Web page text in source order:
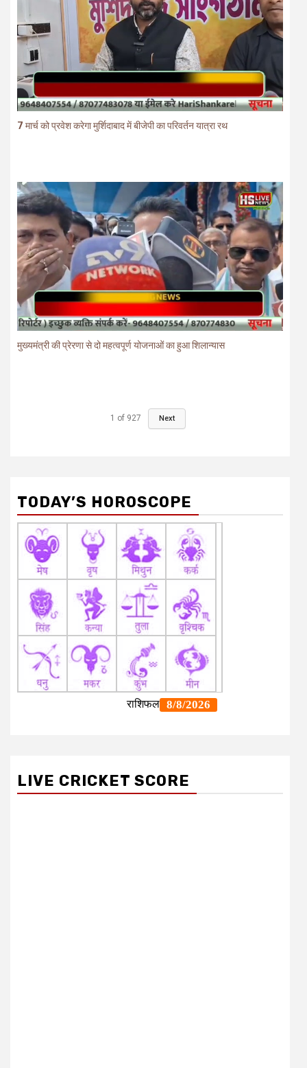
7 मार्च को प्रवेश करेगा मुर्शिदाबाद में बीजेपी का परिवर्तन यात्रा रथ
मुख्यमंत्री की प्रेरणा से दो महत्वपूर्ण योजनाओं का हुआ शिलान्यास
1 of 927 Next
TODAY’S HOROSCOPE
LIVE CRICKET SCORE